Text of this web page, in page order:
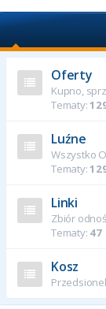
Oferty
Kupno,
Tematy:
Luźne
Wszystko
Tematy:
Linki
Zbiór
Tematy: 47
Kosz